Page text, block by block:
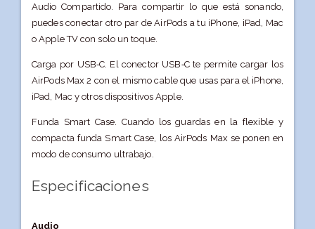
Audio Compartido. Para compartir lo que está sonando,
puedes conectar otro par de AirPods a tu iPhone, iPad, Mac
o Apple TV con solo un toque.
Carga por USB‑C. El conector USB‑C te permite cargar los
AirPods Max 2 con el mismo cable que usas para el iPhone,
iPad, Mac y otros dispositivos Apple.
Funda Smart Case. Cuando los guardas en la flexible y
compacta funda Smart Case, los AirPods Max se ponen en
modo de consumo ultrabajo.
Especificaciones
Audio